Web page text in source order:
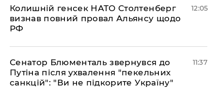
Колишній генсек НАТО Столтенберг
визнав повний провал Альянсу щодо
РФ
12:05
Сенатор Блюменталь звернувся до
Путіна після ухвалення "пекельних
санкцій": "Ви не підкорите Україну"
11:37